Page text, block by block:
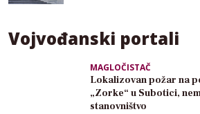
Vojvođanski portali
MAGLOČISTAČ
Lokalizovan požar na
„Zorke“ u Subotici,
stanovništvo